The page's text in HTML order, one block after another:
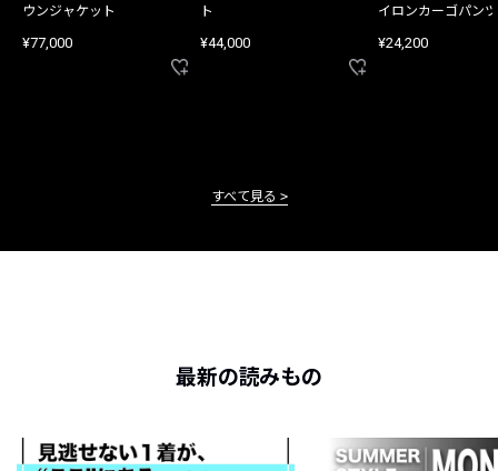
ウンジャケット
¥77,000
ト
¥44,000
イロンカーゴパンツ
¥24,200
すべて見る
最新の読みもの